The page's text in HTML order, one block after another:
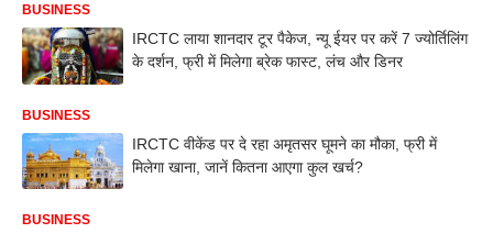
BUSINESS
IRCTC लाया शानदार टूर पैकेज, न्यू ईयर पर करें 7 ज्योर्तिलिंग
के दर्शन, फ्री में मिलेगा ब्रेक फास्ट, लंच और डिनर
BUSINESS
IRCTC वीकेंड पर दे रहा अमृतसर घूमने का मौका, फ्री में
मिलेगा खाना, जानें कितना आएगा कुल खर्च?
BUSINESS